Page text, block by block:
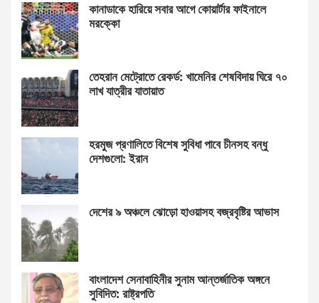
কানাডাকে হারিয়ে সবার আগে কোয়ার্টার ফাইনালে
মরক্কো
তেহরান মেট্রোতে রেকর্ড: খামেনির শেষবিদায় ঘিরে ৭০
লাখ যাত্রীর যাতায়াত
হরমুজ প্রণালিতে বিশেষ সুবিধা পাবে চীনসহ বন্ধু
দেশগুলো: ইরান
দেশের ৯ অঞ্চলে ঝোড়ো হাওয়াসহ বজ্রবৃষ্টির আভাস
বাংলাদেশ সেনাবাহিনীর সুনাম আন্তর্জাতিক অঙ্গনে
সুবিদিত: রাষ্ট্রপতি